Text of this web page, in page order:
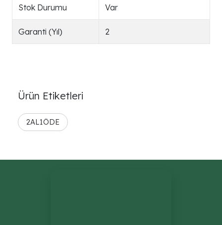
Stok Durumu Var
Garanti (Yıl) 2
Ürün Etiketleri
2AL1ÖDE